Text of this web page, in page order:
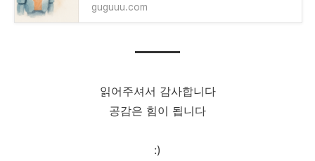
guguuu.com
읽어주셔서 감사합니다
공감은 힘이 됩니다
:)